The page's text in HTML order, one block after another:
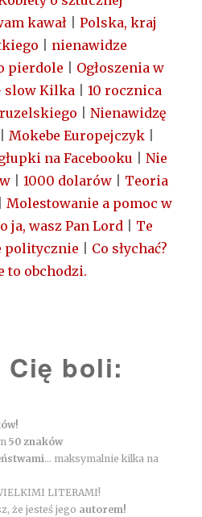
kawał
Polska, kraj
nienawidze
pierdole
Ogłoszenia w
slow Kilka
10 rocznica
Nienawidzę
Mokebe Europejczyk
na Facebooku
Nie
1000 dolarów
Teoria
Molestowanie a pomoc w
ja, wasz Pan Lord
Te
politycznie
Co słychać?
to obchodzi.
Cię boli:
50 znaków
... maksymalnie kilka na
LITERAMI!
że jesteś jego autorem!